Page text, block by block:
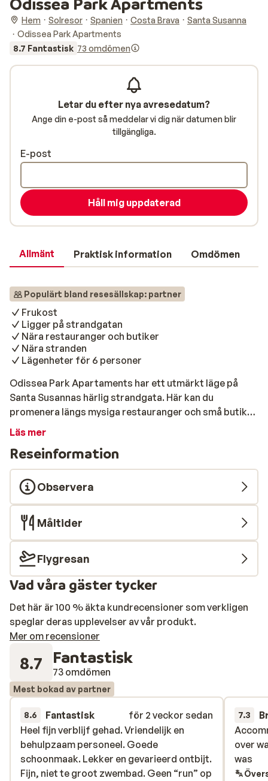
Hem Solresor Spanien Costa Brava
Santa Susanna
Odissea Park Apartments
8.7 Fantastisk 73 omdömen
Allmänt Praktisk information Omdömen
Populärt bland resesällskap: partner
Frukost
Ligger på strandgatan
Nära restauranger och butiker
Nära stranden
Lägenheter för 6 personer
Odissea Park Apartaments har ett utmärkt läge på
Santa Susannas härlig strandgata. Här kan du
promenera längs mysiga restauranger och små butiker
hela vägen till den gamla stadskärnan i Malgrat de Mar.
kuststäder, kan du bara att ta tåget, som stannar i
närheten. Santa Susannas vackra sandstrand kan nås
genom en tunnel som tar dig under gatan. Inom några
minuter kan du stå på stranden, med sin finkorniga
sand och dess vackra vyer är det en underbar plats att
tillbringa dagen. Odissea Park består av 65 lägenheter
för upp till sex personer. Lägenheterna är trevligt
inredda och har egen balkong. Här finns också ett
pentry där du har möjlighet att göra dig en lätt måltid
eller en kopp kaffe för en trevlig eftermiddag på
Odissea Park ett poolområde med solterrass,
solstolar och parasoller. Odissea Park Apartments
rekommenderas för alla som vill bo i egen lägenhet
nära stranden i Santa Susanna.
Läs mer
Reseinformation
Observera
Måltider
Flygresan
Vad våra gäster tycker
Det här är 100 % äkta kundrecensioner som verkligen
speglar deras upplevelser av vår produkt.
Mer om recensioner
8.7 Fantastisk
73 omdömen
Mest bokad av partner
8.6 Fantastisk
för 2 veckor sedan
Heel fijn verblijf gehad. Vriendelijk en
behulpzaam personeel. Goede
schoonmaak. Lekker en gevarieerd ontbijt.
Fijn, niet te groot zwembad. Geen “run” op
Heel fijn verblijf gehad. Vriendelijk en
behulpzaam personeel. Goede
schoonmaak. Lekker en gevarieerd ontbijt.
Fijn, niet te groot zwembad. Geen “run” op
7.3
over
was
over
was
Letar du efter nya avresedatum?
Ange din e-post så meddelar vi dig när datumen blir
tillgängliga.
E-post
Håll mig uppdaterad